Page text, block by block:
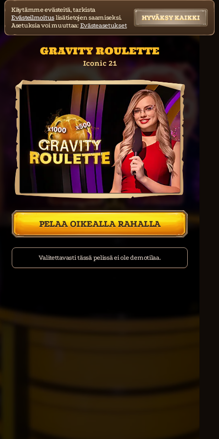
GRAVITY ROULETTE
Iconic 21
PELAA OIKEALLA RAHALLA
Valitettavasti tässä pelissä ei ole demotilaa.
Käytämme evästeitä, tarkista
Evästeilmoitus lisätietojen saamiseksi.
Asetuksia voi muuttaa: Evästeasetukset
HYVÄKSY KAIKKI